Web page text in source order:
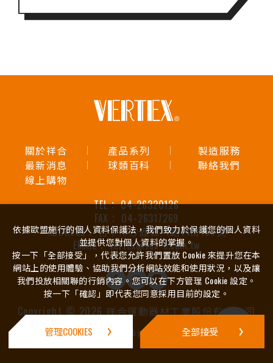
)
關於祥合 產品系列
製造服務
最新消息
球類百科
聯絡我們
線上購物
TEL：04-26320126
FAX： 04-26317269
ADDRESS：台中市沙鹿區六路14街168號
EMAIL：vertex@ren-e.com.tw
Copyright © 2026 祥合運動器材工業股份有限公司
Design
by -
依據歐盟施行的個人資料保護法，我們致力於保護您的個人資料
並提供您對個人資料的掌握。
按一下「全部接受」，代表您允許我們置放 Cookie 來提升您在本
網站上的使用體驗、協助我們分析網站效能和使用狀況，以及讓
我們投放相關聯的行銷內容。您可以在下方管理 Cookie 設定。
按一下「確認」即代表您同意採用目前的設定。
管理COOKIES 全部接受